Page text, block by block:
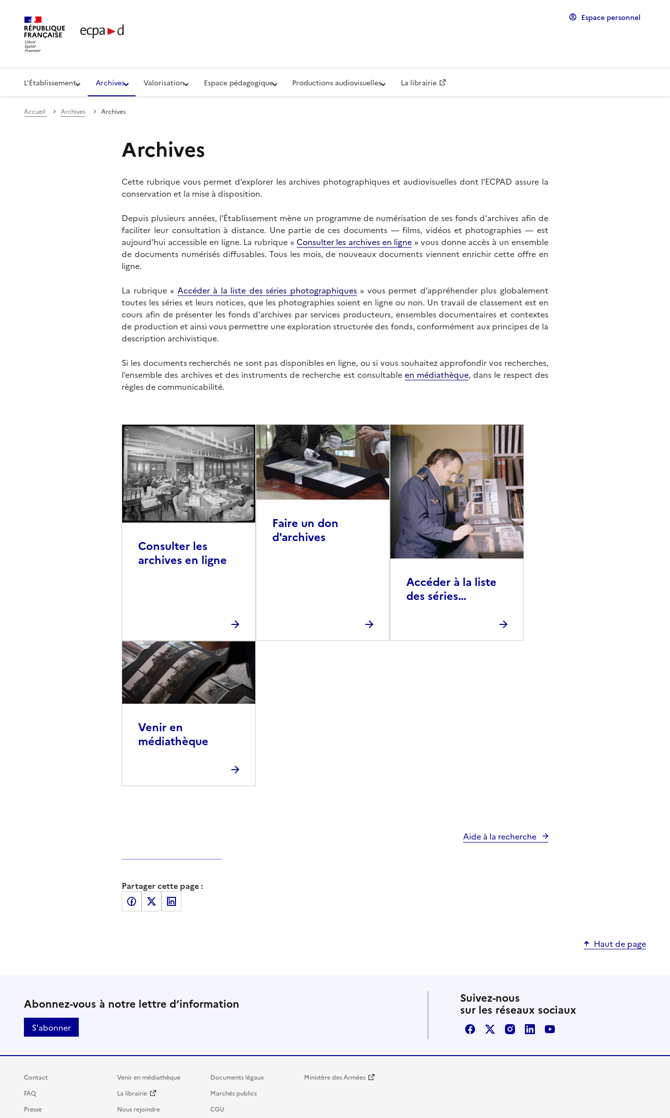
Établissement de communication et de production audiovisuelle de la Défense (ECPAD) Espace personnel
L'Établissement Archives Valorisation Espace pédagogique Productions audiovisuelles La librairie
Accueil Archives Archives
Archives
Cette rubrique vous permet d’explorer les archives photographiques et audiovisuelles dont l'ECPAD assure la
conservation et la mise à disposition.
Depuis plusieurs années, l’Établissement mène un programme de numérisation de ses fonds d'archives afin de
faciliter leur consultation à distance. Une partie de ces documents — films, vidéos et photographies — est
aujourd’hui accessible en ligne. La rubrique « Consulter les archives en ligne » vous donne accès à un ensemble
de documents numérisés diffusables. Tous les mois, de nouveaux documents viennent enrichir cette offre en
ligne.
La rubrique « Accéder à la liste des séries photographiques» vous permet d’appréhender plus globalement
toutes les séries et leurs notices, que les photographies soient en ligne ou non. Un travail de classement est en
cours afin de présenter les fonds d'archives par services producteurs, ensembles documentaires et contextes
de production et ainsi vous permettre une exploration structurée des fonds, conformément aux principes de la
description archivistique.
Si les documents recherchés ne sont pas disponibles en ligne, ou si vous souhaitez approfondir vos recherches,
l’ensemble des archives et des instruments de recherche est consultable en médiathèque, dans le respect des
règles de communicabilité.
Consulter les
archives en ligne
Faire un don
d'archives
Accéder à la liste
des séries
Venir en
médiathèque
Aide à la recherche
Partager cette page :
Partager sur Facebook
Partager sur XPartager sur LinkedIn
Haut de page
Abonnez-vous à notre lettre d’information
S'abonner
Suivez-nous
sur les réseaux sociaux
FacebookX / TwitterInstagram
LinkedInYoutube
Contact
FAQ
Presse
Venir en médiathèque
La librairie
Nous rejoindre
Documents légaux
Marchés publics
CGU
Ministère des Armées